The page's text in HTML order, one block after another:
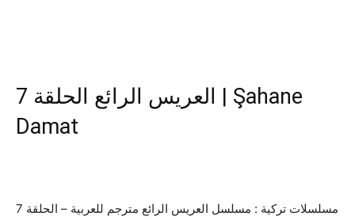
العريس الرائع الحلقة 7 | Şahane
Damat
مسلسلات تركية : مسلسل العريس الرائع مترجم للعربية – الحلقة 7